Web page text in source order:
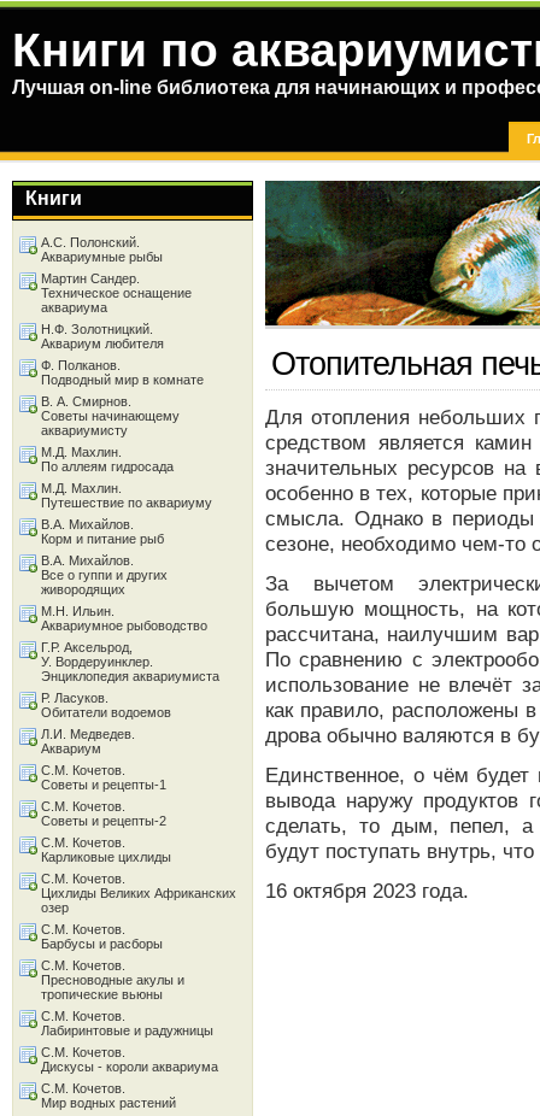
Книги по
Лучшая on-line библиотека для начинающих и
Отопительная
Для отопления
средством является
значительных ресурсов
особенно в тех, которые
смысла. Однако в
сезоне, необходимо чем-то
За вычетом
большую мощность, на
рассчитана, наилучшим
По сравнению с
использование не влечёт
как правило, расположены
дрова обычно валяются в
Единственное, о чём будет
вывода наружу продуктов
сделать, то дым, пепел, а
будут поступать внутрь,
16 октября 2023 года.
Книги
А.С. Полонский.
Аквариумные рыбы
Мартин Сандер.
Техническое оснащение
аквариума
Н.Ф. Золотницкий.
Аквариум любителя
Ф. Полканов.
Подводный мир в комнате
В. А. Смирнов.
Советы начинающему
аквариумисту
М.Д. Махлин.
По аллеям гидросада
М.Д. Махлин.
Путешествие по аквариуму
В.А. Михайлов.
Корм и питание рыб
В.А. Михайлов.
Все о гуппи и других
живородящих
М.Н. Ильин.
Аквариумное рыбоводство
Г.Р. Аксельрод,
У. Вордеруинклер.
Энциклопедия аквариумиста
Р. Ласуков.
Обитатели водоемов
Л.И. Медведев.
Аквариум
С.М. Кочетов.
Советы и рецепты-1
С.М. Кочетов.
Советы и рецепты-2
С.М. Кочетов.
Карликовые цихлиды
С.М. Кочетов.
Цихлиды Великих Африканских
озер
С.М. Кочетов.
Барбусы и расборы
С.М. Кочетов.
Пресноводные акулы и
тропические вьюны
С.М. Кочетов.
Лабиринтовые и радужницы
С.М. Кочетов.
Дискусы - короли аквариума
С.М. Кочетов.
Мир водных растений